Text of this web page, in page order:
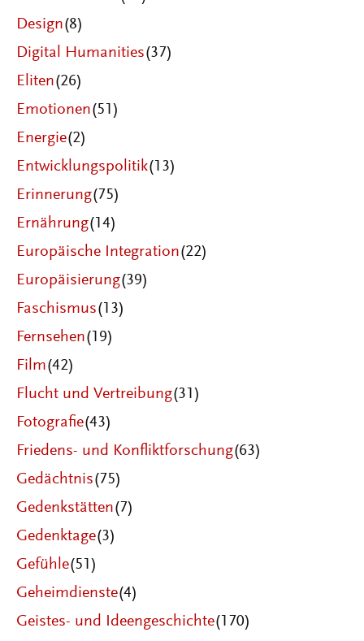
Design(8)
Digital Humanities(37)
Eliten(26)
Emotionen(51)
Energie(2)
Entwicklungspolitik(13)
Erinnerung(75)
Ernährung(14)
Europäische Integration(22)
Europäisierung(39)
Faschismus(13)
Fernsehen(19)
Film(42)
Flucht und Vertreibung(31)
Fotografie(43)
Friedens- und Konfliktforschung(63)
Gedächtnis(75)
Gedenkstätten(7)
Gedenktage(3)
Gefühle(51)
Geheimdienste(4)
Geistes- und Ideengeschichte(170)